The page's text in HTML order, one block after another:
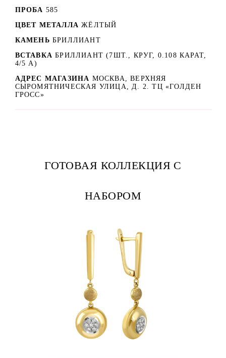
ПРОБА 585
ЦВЕТ МЕТАЛЛА ЖЁЛТЫЙ
КАМЕНЬ БРИЛЛИАНТ
ВСТАВКА БРИЛЛИАНТ (7ШТ., КРУГ, 0.108 КАРАТ,
4/5 А)
АДРЕС МАГАЗИНА МОСКВА, ВЕРХНЯЯ
СЫРОМЯТНИЧЕСКАЯ УЛИЦА, Д. 2. ТЦ «ГОЛДЕН
ГРОСС»
ГОТОВАЯ КОЛЛЕКЦИЯ С
НАБОРОМ